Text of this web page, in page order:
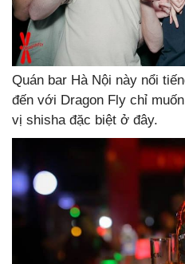
Quán bar Hà Nội này nổi
đến với Dragon Fly chỉ
vị shisha đặc biệt ở đây.